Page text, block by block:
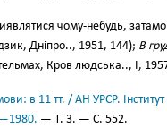
чому-небудь,
Дніпро.., 1951, 144); В
Кров людська.., І,
в 11 тт. / АН УРСР.
— Т. 3. — С. 552.